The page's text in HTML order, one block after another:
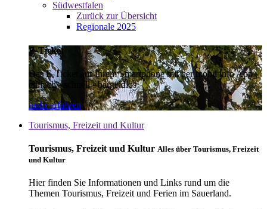
Südwestfalen
Zurück zur Übersicht
Regionale 2025
E-Ticket
Das E-Ticket auf Ihrem Smartphone mit der mobil info App -
einfach - schnell - bargeldlos
mehr erfahren
Tourismus, Freizeit und Kultur
Tourismus, Freizeit und Kultur Alles über Tourismus, Freizeit
und Kultur
Hier finden Sie Informationen und Links rund um die
Themen Tourismus, Freizeit und Ferien im Sauerland.